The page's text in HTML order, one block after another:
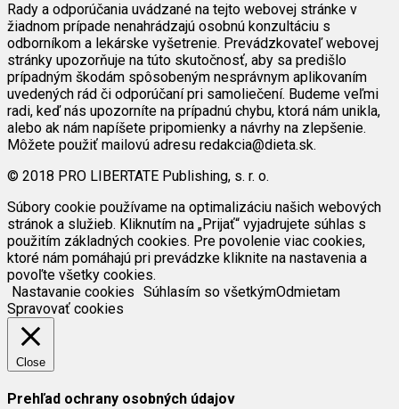
Rady a odporúčania uvádzané na tejto webovej stránke v
žiadnom prípade nenahrádzajú osobnú konzultáciu s
odborníkom a lekárske vyšetrenie. Prevádzkovateľ webovej
stránky upozorňuje na túto skutočnosť, aby sa predišlo
prípadným škodám spôsobeným nesprávnym aplikovaním
uvedených rád či odporúčaní pri samoliečení. Budeme veľmi
radi, keď nás upozorníte na prípadnú chybu, ktorá nám unikla,
alebo ak nám napíšete pripomienky a návrhy na zlepšenie.
Môžete použiť mailovú adresu redakcia@dieta.sk.
© 2018 PRO LIBERTATE Publishing, s. r. o.
Súbory cookie používame na optimalizáciu našich webových
stránok a služieb. Kliknutím na „Prijať“ vyjadrujete súhlas s
použitím základných cookies. Pre povolenie viac cookies,
ktoré nám pomáhajú pri prevádzke kliknite na nastavenia a
povoľte všetky cookies.
Nastavanie cookies Súhlasím so všetkýmOdmietam
Spravovať cookies
Close
Prehľad ochrany osobných údajov